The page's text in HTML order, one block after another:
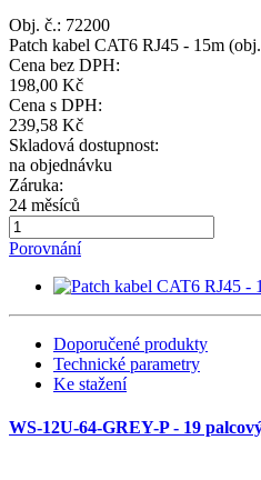
Obj. č.: 72200
Patch kabel CAT6 RJ45 - 15m
Cena bez DPH:
198,00 Kč
Cena s DPH:
239,58 Kč
Skladová dostupnost:
na objednávku
Záruka:
24 měsíců
Porovnání
Doporučené produkty
Technické parametry
Ke stažení
WS-12U-64-GREY-P - 19